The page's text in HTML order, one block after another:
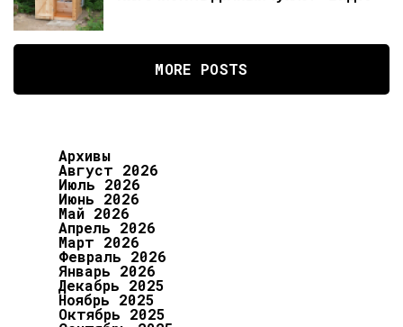
MORE POSTS
Архивы
Август 2026
Июль 2026
Июнь 2026
Май 2026
Апрель 2026
Март 2026
Февраль 2026
Январь 2026
Декабрь 2025
Ноябрь 2025
Октябрь 2025